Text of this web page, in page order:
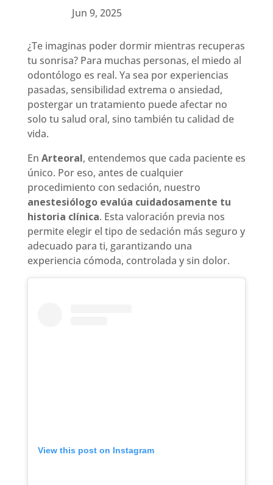
Jun 9, 2025
¿Te imaginas poder dormir mientras recuperas
tu sonrisa? Para muchas personas, el miedo al
odontólogo es real. Ya sea por experiencias
pasadas, sensibilidad extrema o ansiedad,
postergar un tratamiento puede afectar no
solo tu salud oral, sino también tu calidad de
vida.
En Arteoral, entendemos que cada paciente es
único. Por eso, antes de cualquier
procedimiento con sedación, nuestro
anestesiólogo evalúa cuidadosamente tu
historia clínica. Esta valoración previa nos
permite elegir el tipo de sedación más seguro y
adecuado para ti, garantizando una
experiencia cómoda, controlada y sin dolor.
View this post on Instagram